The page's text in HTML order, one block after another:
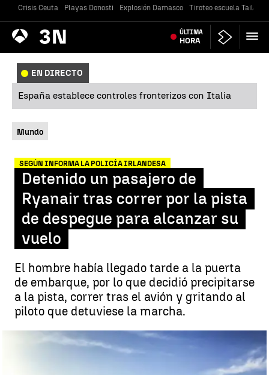
Crisis Ceuta Playas Donosti Explosión Damasco Tiroteo escuela
Antena
3 Noticias ÚLTIMA
HORA
EN DIRECTO
España establece controles fronterizos con Italia
Mundo
SEGÚN INFORMA LA POLICÍA IRLANDESA
Detenido un pasajero de
Ryanair tras correr por la pista
de despegue para alcanzar su
vuelo
El hombre había llegado tarde a la puerta
de embarque, por lo que decidió precipitarse
a la pista, correr tras el avión y gritando al
piloto que detuviese la marcha.